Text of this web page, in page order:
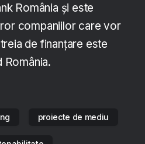
România și este
companiilor care vor
de finanțare este
România.
proiecte de mediu